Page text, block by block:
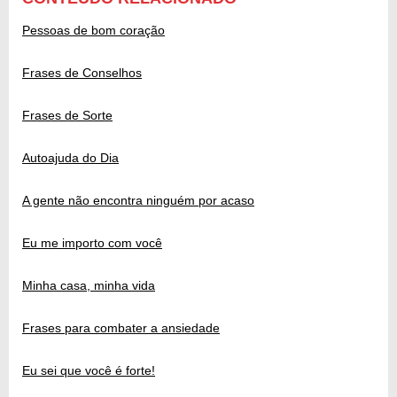
Pessoas de bom coração
Frases de Conselhos
Frases de Sorte
Autoajuda do Dia
A gente não encontra ninguém por acaso
Eu me importo com você
Minha casa, minha vida
Frases para combater a ansiedade
Eu sei que você é forte!